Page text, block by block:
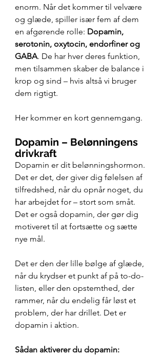
enorm. Når det kommer til velvære
og glæde, spiller især fem af dem
en afgørende rolle: Dopamin,
serotonin, oxytocin, endorfiner og
GABA. De har hver deres funktion,
men tilsammen skaber de balance i
krop og sind – hvis altså vi bruger
dem rigtigt.
Her kommer en kort gennemgang.
Dopamin – Belønningens
drivkraft
Dopamin er dit belønningshormon.
Det er det, der giver dig følelsen af
tilfredshed, når du opnår noget, du
har arbejdet for – stort som småt.
Det er også dopamin, der gør dig
motiveret til at fortsætte og sætte
nye mål.
Det er den der lille bølge af glæde,
når du krydser et punkt af på to-do-
listen, eller den opstemthed, der
rammer, når du endelig får løst et
problem, der har drillet. Det er
dopamin i aktion.
Sådan aktiverer du dopamin: